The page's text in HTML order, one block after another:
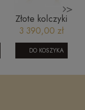
Złote kolczyki
łezki do dołu
ażur tylny
złoto 585 M
3 390,00 zł
DO KOSZYKA
>